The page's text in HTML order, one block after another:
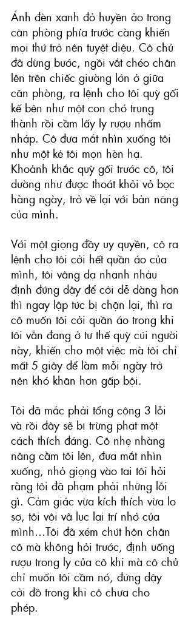
Ánh đèn xanh đỏ huyền ảo trong
căn phòng phía trước càng khiến
mọi thứ trở nên tuyệt diệu. Cô chủ
đã dừng bước, ngồi vắt chéo chân
lên trên chiếc giường lớn ở giữa
căn phòng, ra lệnh cho tôi quỳ gối
kế bên như một con chó trung
thành rồi cầm lấy ly rượu nhấm
nháp. Cô đưa mắt nhìn xuống tôi
như một kẻ tôi mọn hèn hạ.
Khoảnh khắc quỳ gối trước cô, tôi
dường như được thoát khỏi vỏ bọc
hằng ngày, trở về lại với bản năng
của mình.
Với một giọng đầy uy quyền, cô ra
lệnh cho tôi cởi hết quần áo của
mình, tôi vâng dạ nhanh nhảu
định đứng dậy để cởi dễ dàng hơn
thì ngay lập tức bị chặn lại, thì ra
cô muốn tôi cởi quần áo trong khi
tôi vẫn đang ở tư thế quỳ cúi người
này, khiến cho một việc mà tôi chỉ
mất 5 giây để làm mỗi ngày trở
nên khó khăn hơn gấp bội.
Tôi đã mắc phải tổng cộng 3 lỗi
và rồi đây sẽ bị trừng phạt một
cách thích đáng. Cô nhẹ nhàng
nâng cằm tôi lên, đưa mắt nhìn
xuống, nhỏ giọng vào tai tôi hỏi
rằng tôi đã phạm phải những lỗi
gì. Cảm giác vừa kích thích vừa lo
sợ, tôi vội vã lục lại trí nhớ của
mình…Tôi đã xém chút hôn chân
cô mà không hỏi trước, định uống
rượu trong ly của cô khi mà cô chủ
chỉ muốn tôi cầm nó, đứng dậy
cởi đồ trong khi cô chưa cho
phép.